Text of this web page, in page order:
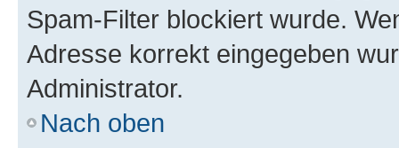
Spam-Filter blockiert wurde.
Adresse korrekt eingegeben
Administrator.
Nach oben